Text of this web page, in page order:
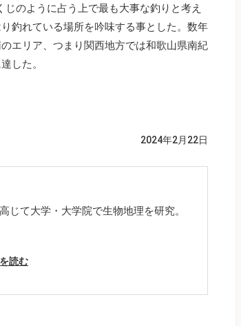
のように占う上で最も大事な釣りと考え
釣れている場所を吟味する事とした。数年
エリア、つまり関西地方では和歌山県南紀
した。
2024年2月22日
て大学・大学院で生物地理を研究。
読む